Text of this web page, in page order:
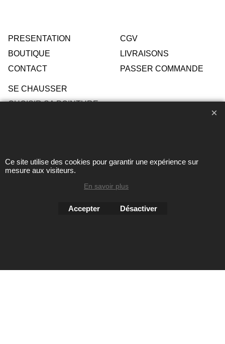
PRESENTATION
BOUTIQUE
CONTACT
CGV
LIVRAISONS
PASSER COMMANDE
SE CHAUSSER
CHOISIR SA POINTURE
Toute reproduction de textes, photos ou autres éléments des
sites Avril chausseur confort est strictement interdite sous
peine de poursuites
Ce site utilise des cookies pour garantir une expérience sur
mesure aux visiteurs.
En savoir plus
Accepter Désactiver